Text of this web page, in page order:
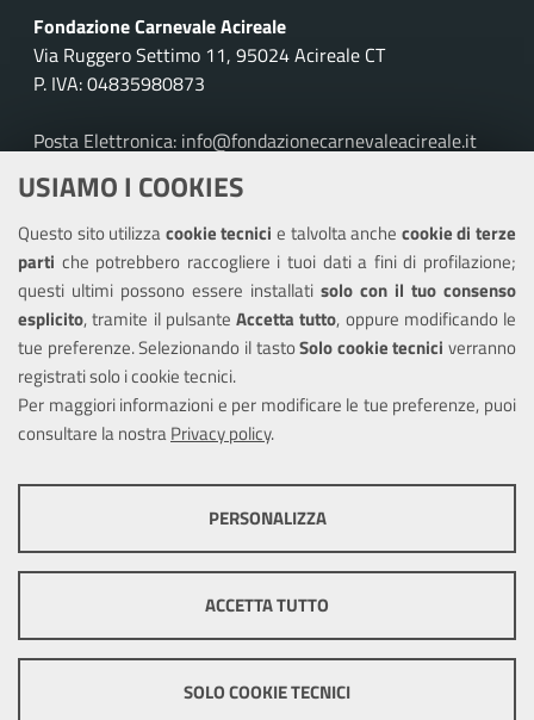
USIAMO I COOKIES
Questo sito utilizzacookie tecnicie talvolta anche cookie di terze
parti che potrebbero raccogliere i tuoi dati a fini di profilazione;
questi ultimi possono essere installati solo con il tuo consenso
esplicito, tramite il pulsante Accetta tutto, oppure modificando le
tue preferenze. Selezionando il tastoSolo cookie tecnici verranno
registrati solo i cookie tecnici.
Per maggiori informazioni e per modificare le tue preferenze, puoi
consultare la nostraPrivacy policy.
ottimale per ogni utente. Essi non raccolgono i tuoi dati e le tue
informazioni di navigazione per scopi di marketing e profilazione, e
pertanto possono essere utilizzati senza bisogno di acquisire il tuo
PERSONALIZZA
ACCETTA TUTTO
SOLO COOKIE TECNICI
Fondazione Carnevale Acireale
Via Ruggero Settimo 11, 95024 Acireale CT
P. IVA: 04835980873
Posta Elettronica: info@fondazionecarnevaleacireale.it
Leggi le FAQ
Amministrazione trasparente
Informativa privacy
Note legali
Dichiarazione di accessibilità
Note legali Mappa del sito
Cookie